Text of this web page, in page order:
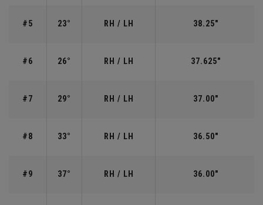
#5 23° RH / LH 38.25"
#6 26° RH / LH 37.625"
#7 29° RH / LH 37.00"
#8 33° RH / LH 36.50"
#9 37° RH / LH 36.00"